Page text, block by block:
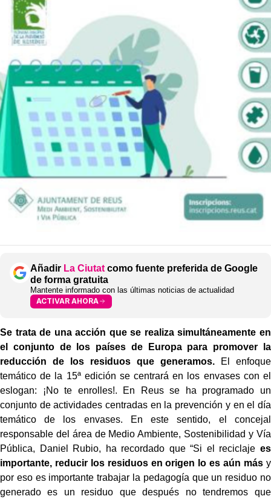
Añadir La Ciutat como fuente preferida de Google
de forma gratuita
Mantente informado con las últimas noticias de actualidad
ACTIVAR AHORA
Se trata de una acción que se realiza simultáneamente en
el conjunto de los países de Europa para promover la
reducción de los residuos que generamos.El enfoque
temático de la 15ª edición se centrará en los envases con el
eslogan: ¡No te enrolles!. En Reus se ha programado un
conjunto de actividades centradas en la prevención y en el día
temático de los envases. En este sentido, el concejal
responsable del área de Medio Ambiente, Sostenibilidad y Vía
Pública, Daniel Rubio, ha recordado que “Si el reciclaje es
importante, reducir los residuos en origen lo es aún más y
por eso es importante trabajar la pedagogía que un residuo no
generado es un residuo que después no tendremos que